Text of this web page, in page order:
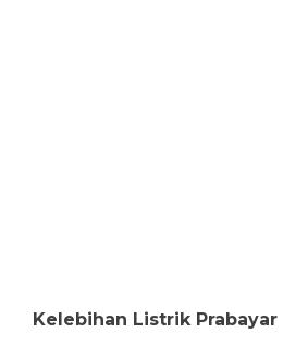
Kelebihan Listrik Prabayar